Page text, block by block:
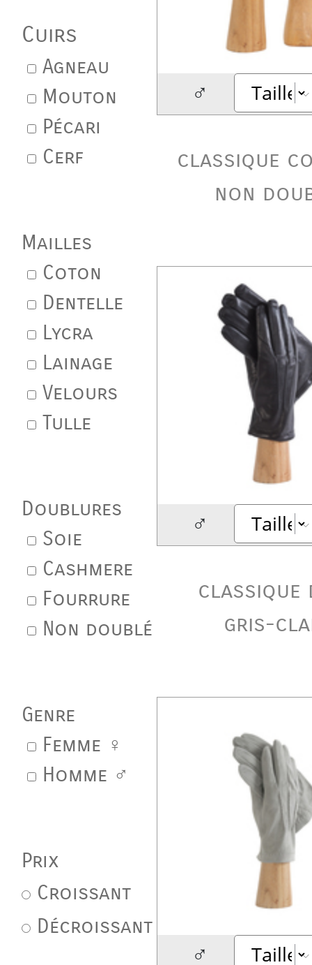
Cuirs
Agneau
Mouton
Pécari
Cerf
Mailles
Coton
Dentelle
Lycra
Lainage
Velours
Tulle
Doublures
Soie
Cashmere
Fourrure
Non doublé
Genre
Femme ♀
Homme ♂
Prix
Croissant
Décroissant
♂
classique
non
♂
classique
gris-
♂